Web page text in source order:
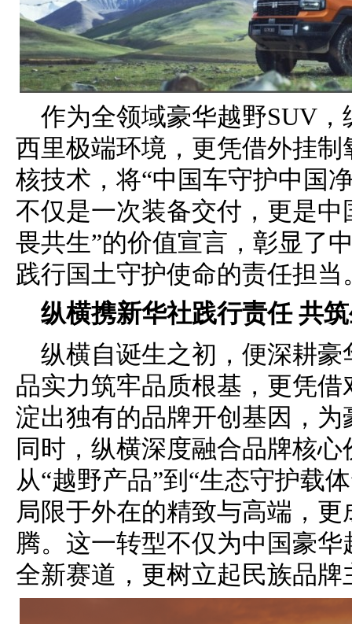
作为全领域豪华越野SUV
西里极端环境，更凭借外挂
核技术，将“中国车守护中国
不仅是一次装备交付，更是中
畏共生”的价值宣言，彰显了
践行国土守护使命的责任担当
纵横携新华社践行责任共
纵横自诞生之初，便深耕
品实力筑牢品质根基，更凭
淀出独有的品牌开创基因，
同时，纵横深度融合品牌核
从“越野产品”到“生态守护载
局限于外在的精致与高端，
腾。这一转型不仅为中国豪
全新赛道，更树立起民族品